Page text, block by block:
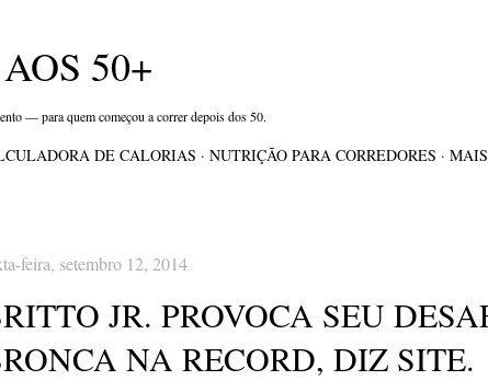
50+
— para quem começou a correr depois dos 50.
DE CALORIAS NUTRIÇÃO PARA CORREDORES
feira, setembro 12, 2014
JR. PROVOCA SEU
NA RECORD, DIZ SITE.